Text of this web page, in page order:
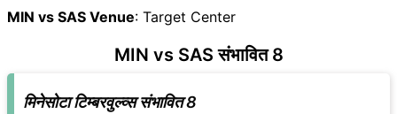
MIN vs SAS Venue: Target Center
MIN vs SAS संभावित 8
मिनेसोटा टिम्बरवुल्व्स संभावित 8